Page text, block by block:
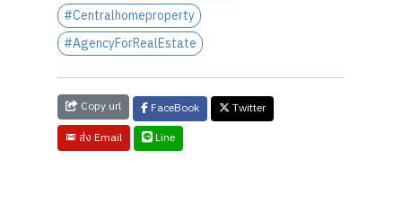
#Centralhomeproperty
#AgencyForRealEstate
Copy url FaceBook
Twitter
ส่ง Email
Line